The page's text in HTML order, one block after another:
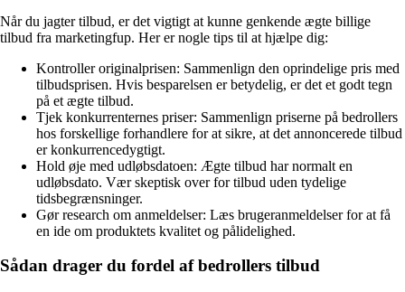
Når du jagter tilbud, er det vigtigt at kunne genkende ægte billige
tilbud fra marketingfup. Her er nogle tips til at hjælpe dig:
Kontroller originalprisen: Sammenlign den oprindelige pris med
tilbudsprisen. Hvis besparelsen er betydelig, er det et godt tegn
på et ægte tilbud.
Tjek konkurrenternes priser: Sammenlign priserne på bedrollers
hos forskellige forhandlere for at sikre, at det annoncerede tilbud
er konkurrencedygtigt.
Hold øje med udløbsdatoen: Ægte tilbud har normalt en
udløbsdato. Vær skeptisk over for tilbud uden tydelige
tidsbegrænsninger.
Gør research om anmeldelser: Læs brugeranmeldelser for at få
en ide om produktets kvalitet og pålidelighed.
Sådan drager du fordel af bedrollers tilbud